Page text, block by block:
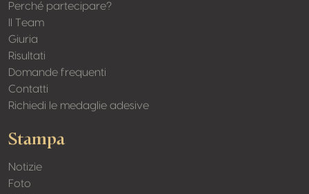
Perché partecipare?
Il Team
Giuria
Risultati
Domande frequenti
Contatti
Richiedi le medaglie adesive
Stampa
Notizie
Foto